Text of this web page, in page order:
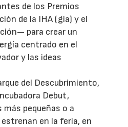
de los Premios
de la IHA (gia) y el
para crear un
centrado en el
y las ideas
del Descubrimiento,
Debut,
pequeñas o a
en la feria, en